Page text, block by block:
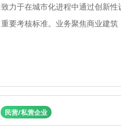
力于在城市化进程中通过创新
要考核标准。业务聚焦商业建筑
民营/私营企业